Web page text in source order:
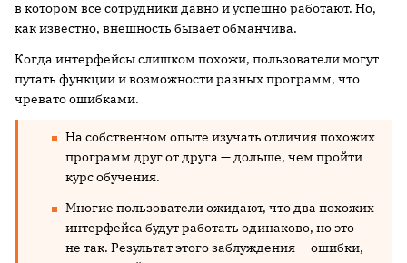
в котором все сотрудники давно и успешно работают. Но,
как известно, внешность бывает обманчива.
Когда интерфейсы слишком похожи, пользователи могут
путать функции и возможности разных программ, что
чревато ошибками.
На собственном опыте изучать отличия похожих
программ друг от друга — дольше, чем пройти
курс обучения.
Многие пользователи ожидают, что два похожих
интерфейса будут работать одинаково, но это
не так. Результат этого заблуждения — ошибки,